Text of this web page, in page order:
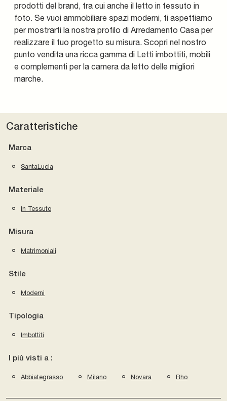
prodotti del brand, tra cui anche il letto in tessuto in
foto. Se vuoi ammobiliare spazi moderni, ti aspettiamo
per mostrarti la nostra profilo di Arredamento Casa per
realizzare il tuo progetto su misura. Scopri nel nostro
punto vendita una ricca gamma di Letti imbottiti, mobili
e complementi per la camera da letto delle migliori
marche.
Caratteristiche
Marca
SantaLucia
Materiale
In Tessuto
Misura
Matrimoniali
Stile
Moderni
Tipologia
Imbottiti
I più visti a :
Abbiategrasso Milano Novara Rho